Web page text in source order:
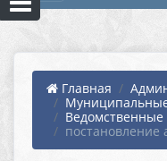
Главная
постановление